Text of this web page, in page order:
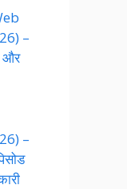
–
और
–